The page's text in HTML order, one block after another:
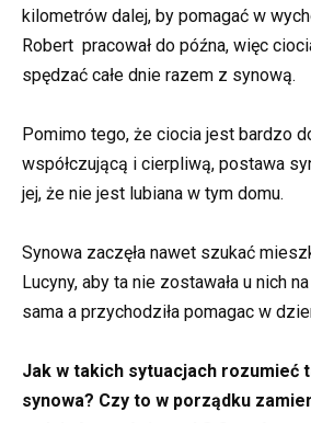
kilometrów dalej, by pomagać w
Robert pracował do późna, więc
spędzać całe dnie razem z synową.
Pomimo tego, że ciocia jest bardzo
współczującą i cierpliwą, postawa
jej, że nie jest lubiana w tym domu.
Synowa zaczęła nawet szukać
Lucyny, aby ta nie zostawała u nich
sama a przychodziła pomagac w
Jak w takich sytuacjach rozumieć
synowa? Czy to w porządku